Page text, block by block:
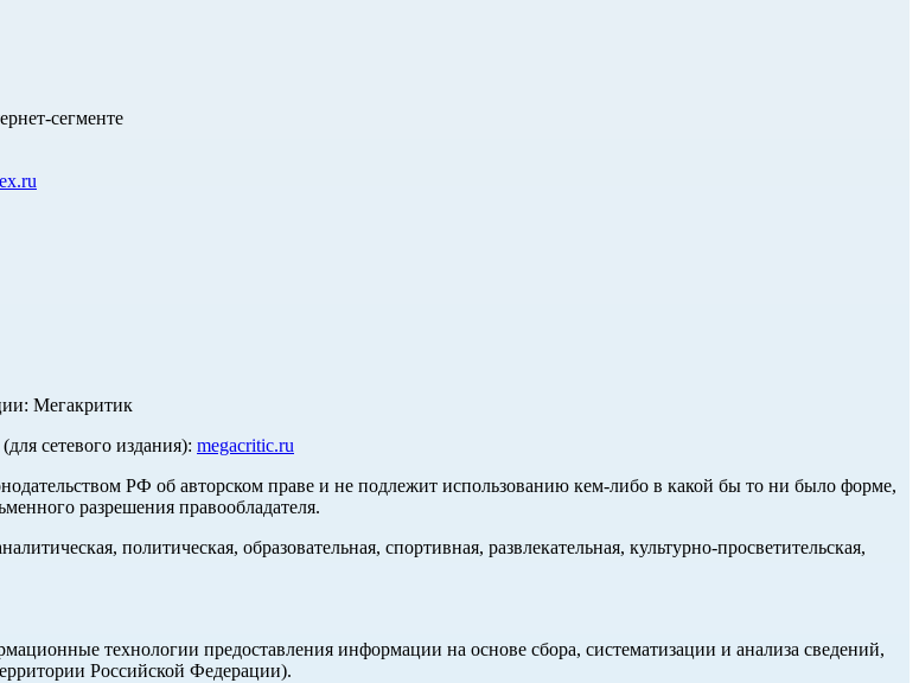
сегменте
Мегакритик
сетевого издания): megacritic.ru
РФ об авторском праве и не подлежит использованию кем-либо в какой бы то ни было форме,
разрешения правообладателя.
политическая, образовательная, спортивная, развлекательная, культурно-просветительская,
технологии предоставления информации на основе сбора, систематизации и анализа сведений,
Российской Федерации).